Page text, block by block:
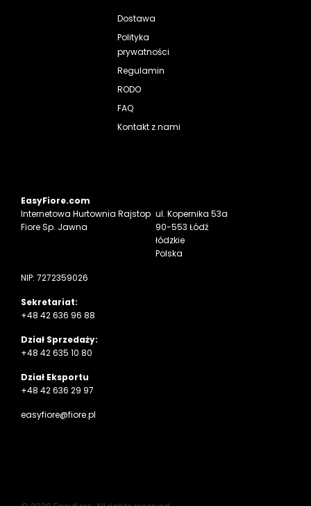
Dostawa
Polityka
prywatności
Regulamin
RODO
FAQ
Kontakt z nami
EasyFiore.com
Internetowa Hurtownia Rajstop
Fiore Sp. Jawna
ul. Kopernika 53a
90-553 Łódź
łódzkie
Polska
NIP: 7272359026
Sekretariat:
+48 42 636 96 88
Dział Sprzedaży:
+48 42 635 10 80
Dział Eksportu
+48 42 636 29 97
easyfiore@fiore.pl